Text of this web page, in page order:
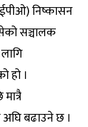
निष्कासन
सञ्चालक
हो ।
बढाउने छ ।